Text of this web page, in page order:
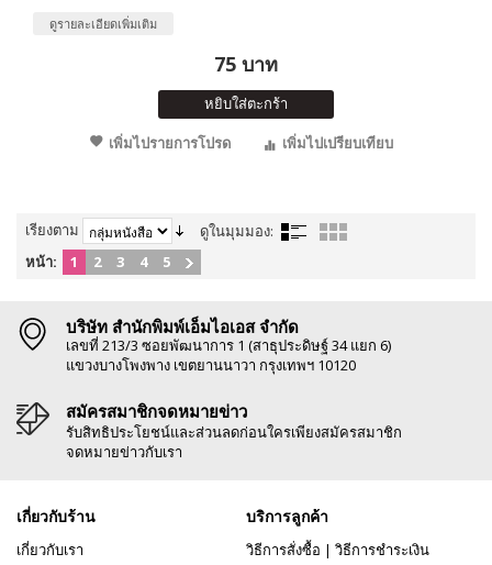
ดูรายละเอียดเพิ่มเติม
75 บาท
หยิบใส่ตะกร้า
เพิ่มไปรายการโปรด
เพิ่มไปเปรียบเทียบ
เรียงตาม
ดูในมุมมอง:
หน้า:
1 2 3 4 5
บริษัท สำนักพิมพ์เอ็มไอเอส จำกัด
เลขที่ 213/3 ซอยพัฒนาการ 1 (สาธุประดิษฐ์ 34 แยก 6)
แขวงบางโพงพาง เขตยานนาวา กรุงเทพฯ 10120
สมัครสมาชิกจดหมายข่าว
รับสิทธิประโยชน์และส่วนลดก่อนใครเพียงสมัครสมาชิก
จดหมายข่าวกับเรา
เกี่ยวกับร้าน
เกี่ยวกับเรา
บริการลูกค้า
วิธีการสั่งซื้อ | วิธีการชำระเงิน